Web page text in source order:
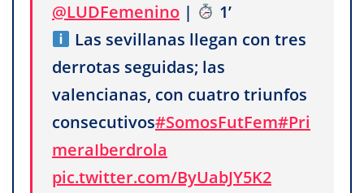
@LUDFemenino |
1’
Las sevillanas llegan con tres
derrotas seguidas; las
valencianas, con cuatro triunfos
consecutivos#SomosFutFem#Pri
meraIberdrola
pic.twitter.com/ByUabJY5K2